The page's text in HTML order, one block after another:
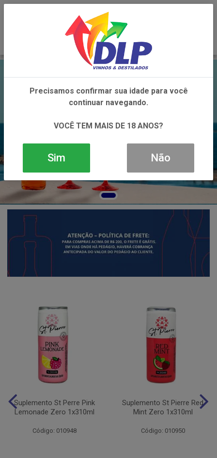
Suplemento St Perre Pink
Lemonade Zero 1x310ml
Código: 010948
Suplemento St Pierre Red
Mint Zero 1x310ml
Código: 010950
Precisamos confirmar sua idade para você
continuar navegando.
VOCÊ TEM MAIS DE 18 ANOS?
Sim Não